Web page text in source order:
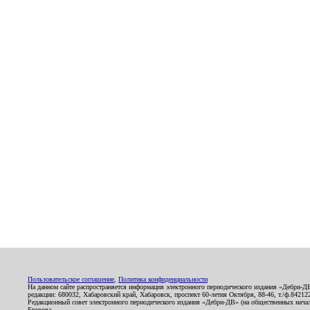
Пользовательское соглашение Политика конфиденциальности
На данном сайте распространяется информация электронного периодического издания
редакции: 680032, Хабаровский край, Хабаровск, проспект 60-летия Октября, 88-46, т./
Редакционный совет электронного периодического издания «Дебри-ДВ» (на